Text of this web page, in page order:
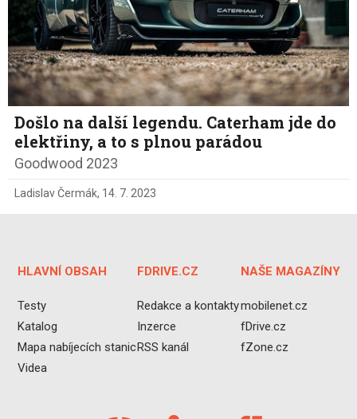
Došlo na další legendu. Caterham jde do
elektřiny, a to s plnou parádou
Goodwood 2023
Ladislav Čermák, 14. 7. 2023
HLAVNÍ OBSAH
Testy
Katalog
Mapa nabíjecích stanic
Videa
FDRIVE.CZ
Redakce a kontakty
Inzerce
RSS kanál
NAŠE MAGAZÍNY
mobilenet.cz
fDrive.cz
fZone.cz